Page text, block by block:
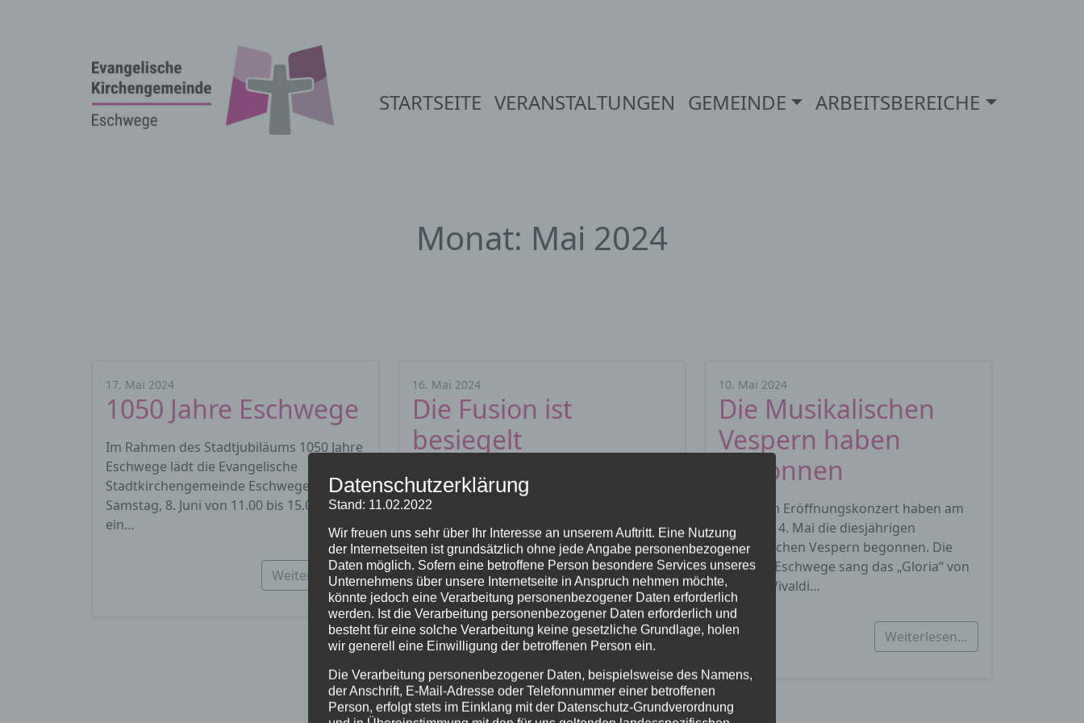
STARTSEITE VERANSTALTUNGEN GEMEINDE ARBEITSBEREICHE
Monat: Mai 2024
17. Mai 2024
1050 Jahre Eschwege
Im Rahmen des Stadtjubiläums 1050 Jahre
Eschwege lädt die Evangelische
Stadtkirchengemeinde Eschwege am
Samstag, 8. Juni von 11.00 bis 15.00 Uhr
ein…
Weiterlesen…
16. Mai 2024
Die Fusion ist
besiegelt
Am Mittwoch, 15.05.2024 haben die
Kirchenvorstände der Evangelischen
Kreuzkirche und der Auferstehungskirche
einstimmig den Zusammenschluss zur
„Evangelischen Kirchengemeinde…
Weiterlesen…
10. Mai 2024
Die Musikalischen
Vespern haben
begonnen
Mit einem Eröffnungskonzert haben am
Samstag, 4. Mai die diesjährigen
Musikalischen Vespern begonnen. Die
Kantorei Eschwege sang das „Gloria“ von
Antonio Vivaldi…
Weiterlesen…
Datenschutzerklärung
Stand: 11.02.2022
Wir freuen uns sehr über Ihr Interesse an unserem Auftritt. Eine Nutzung
der Internetseiten ist grundsätzlich ohne jede Angabe personenbezogener
Daten möglich. Sofern eine betroffene Person besondere Services unseres
Unternehmens über unsere Internetseite in Anspruch nehmen möchte,
könnte jedoch eine Verarbeitung personenbezogener Daten erforderlich
werden. Ist die Verarbeitung personenbezogener Daten erforderlich und
besteht für eine solche Verarbeitung keine gesetzliche Grundlage, holen
wir generell eine Einwilligung der betroffenen Person ein.
Die Verarbeitung personenbezogener Daten, beispielsweise des Namens,
der Anschrift, E-Mail-Adresse oder Telefonnummer einer betroffenen
Person, erfolgt stets im Einklang mit der Datenschutz-Grundverordnung